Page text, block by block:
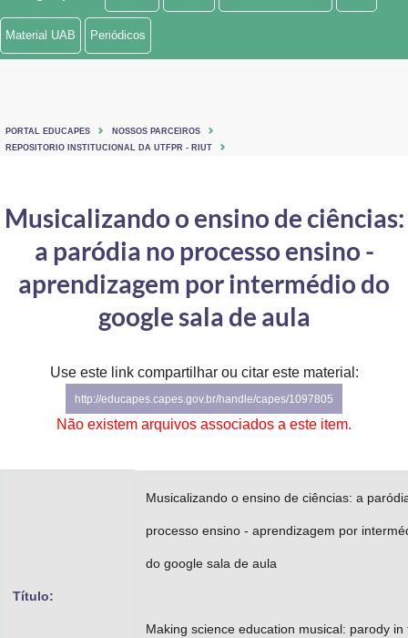
Ministério de Minas e Energia
Ministério do Turismo
Controladoria-Geral da União
Ministério da Mulher, da Família e dos Direitos Humanos
Gabinete de Segurança Institucional
Advocacia-Geral da União
Material UAB Periódicos
PORTAL EDUCAPES
NOSSOS PARCEIROS
REPOSITORIO INSTITUCIONAL DA UTFPR - RIUT
Musicalizando o ensino de ciências:
a paródia no processo ensino -
aprendizagem por intermédio do
google sala de aula
Use este link compartilhar ou citar este material:
http://educapes.capes.gov.br/handle/capes/1097805
Não existem arquivos associados a este item.
Título:
Musicalizando o ensino de ciências: a
processo ensino - aprendizagem por
do google sala de aula
Making science education musical: parody in